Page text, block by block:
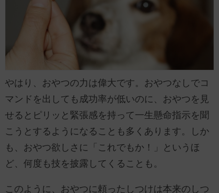
やはり、おやつの力は偉大です。おやつなしでコ
マンドを出しても成功率が低いのに、おやつを見
せるとピリッと緊張感を持って一生懸命指示を聞
こうとするようになることも多くあります。しか
も、おやつ欲しさに「これでもか！」というほ
ど、何度も技を披露してくることも。
このように、おやつに頼ったしつけは本来のしつ